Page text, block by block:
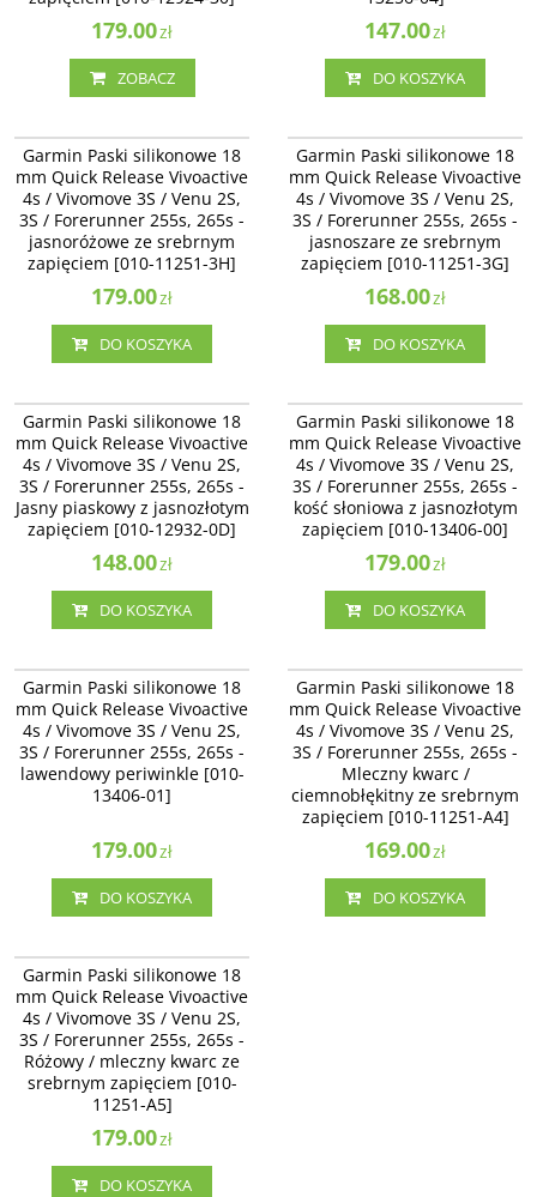
179.00zł
ZOBACZ
147.00zł
DO KOSZYKA
Garmin Paski silikonowe 18 mm
Quick Release Vivoactive 4s /
Vivomove 3S / Venu 2S -
jasnoróżowe ze srebrnym
zapięciem [010-11251-3H]
Garmin Paski silikonowe 18
mm Quick Release Vivoactive
4s / Vivomove 3S / Venu 2S,
3S / Forerunner 255s, 265s -
jasnoróżowe ze srebrnym
zapięciem [010-11251-3H]
179.00zł
DO KOSZYKA
Garmin Paski silikonowe 18 mm
Quick Release Vivoactive 4s /
Vivomove 3S / Venu 2S - jasnoszare
ze srebrnym zapięciem [010-11251-
3G]
Garmin Paski silikonowe 18
mm Quick Release Vivoactive
4s / Vivomove 3S / Venu 2S,
3S / Forerunner 255s, 265s -
jasnoszare ze srebrnym
zapięciem [010-11251-3G]
168.00zł
DO KOSZYKA
Garmin Paski silikonowe 18 mm
Quick Release Vivoactive 4s /
Vivomove 3S / Venu 2S - Jasny
piaskowy z jasnozłotym zapięciem
[010-12932-0D]
Garmin Paski silikonowe 18
mm Quick Release Vivoactive
4s / Vivomove 3S / Venu 2S,
3S / Forerunner 255s, 265s -
Jasny piaskowy z jasnozłotym
zapięciem [010-12932-0D]
148.00zł
DO KOSZYKA
Garmin Paski silikonowe 18 mm
Quick Release Vivoactive 4s /
Vivomove 3S / Venu 2S, 3S /
Forerunner 255s, 265s - kość
słoniowa z jasnozłotym zapięciem
[010-13406-00]
Garmin Paski silikonowe 18
mm Quick Release Vivoactive
4s / Vivomove 3S / Venu 2S,
3S / Forerunner 255s, 265s -
kość słoniowa z jasnozłotym
zapięciem [010-13406-00]
179.00zł
DO KOSZYKA
Garmin Paski silikonowe 18 mm
Quick Release Vivoactive 4s /
Vivomove 3S / Venu 2S, 3S /
Forerunner 255s, 265s -
lawendowy periwinkle [010-13406-
01]
Garmin Paski silikonowe 18
mm Quick Release Vivoactive
4s / Vivomove 3S / Venu 2S,
3S / Forerunner 255s, 265s -
lawendowy periwinkle [010-
13406-01]
179.00zł
DO KOSZYKA
Garmin Paski silikonowe 18 mm
Quick Release Vivoactive 4s /
Vivomove 3S / Venu 2S /
Forerunner 255s, 265s - Mleczny
kwarc / ciemnobłękitny ze
srebrnym zapięciem [010-11251-
A4]
Garmin Paski silikonowe 18
mm Quick Release Vivoactive
4s / Vivomove 3S / Venu 2S,
3S / Forerunner 255s, 265s -
Mleczny kwarc /
ciemnobłękitny ze srebrnym
zapięciem [010-11251-A4]
169.00zł
DO KOSZYKA
Garmin Paski silikonowe 18 mm
Quick Release Vivoactive 4s /
Vivomove 3S / Venu 2S /
Forerunner 255s, 265s - Różowy /
mleczny kwarc ze srebrnym
zapięciem [010-11251-A5]
Garmin Paski silikonowe 18
mm Quick Release Vivoactive
4s / Vivomove 3S / Venu 2S,
3S / Forerunner 255s, 265s -
Różowy / mleczny kwarc ze
srebrnym zapięciem [010-
11251-A5]
179.00zł
DO KOSZYKA